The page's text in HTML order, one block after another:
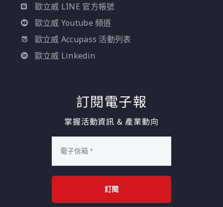
歐立威 LINE 官方帳號
歐立威 Youtube 頻道
歐立威 Accupass 活動列表
歐立威 Linkedin
訂閱電子報
掌握活動資訊 & 產業動向
訂閱